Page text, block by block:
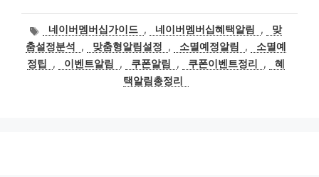
태
그
네이버멤버십가이드 , 네이버멤버십혜택알림 ,
맞
춤설정분석
, 맞춤형알림설정 , 소멸예정알림 ,
소멸예
정팁
, 이벤트알림 , 쿠폰알림 , 쿠폰이벤트정리 ,
혜
택알림총정리